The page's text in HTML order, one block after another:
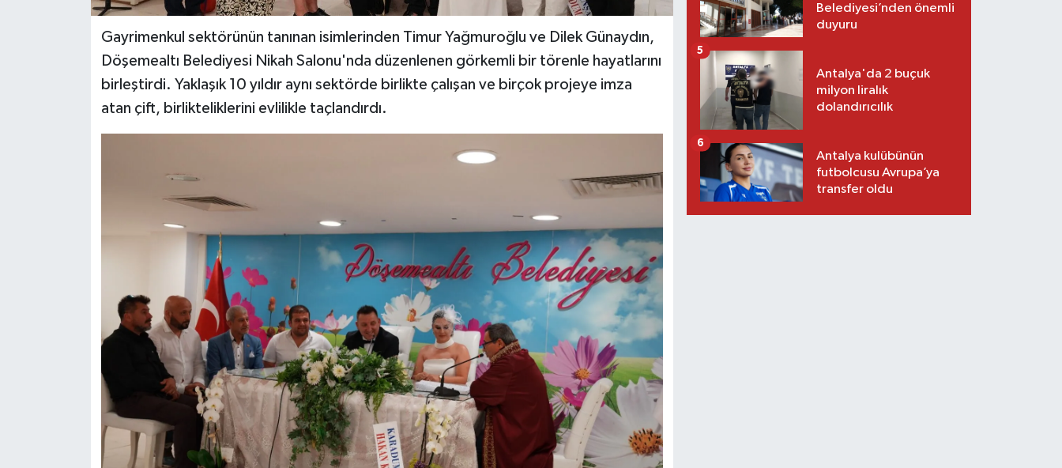
Gayrimenkul sektörünün tanınan isimlerinden Timur Yağmuroğlu ve Dilek Günaydın,
Döşemealtı Belediyesi Nikah Salonu'nda düzenlenen görkemli bir törenle hayatlarını
birleştirdi. Yaklaşık 10 yıldır aynı sektörde birlikte çalışan ve birçok projeye imza
atan çift, birlikteliklerini evlilikle taçlandırdı.
Belediyesi’nden önemli
duyuru
Antalya'da 2 buçuk
milyon liralık
dolandırıcılık
5
Antalya kulübünün
futbolcusu Avrupa’ya
transfer oldu
6